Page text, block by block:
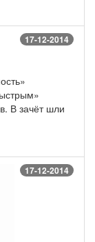
17-12-2014
В зачёт шли
17-12-2014